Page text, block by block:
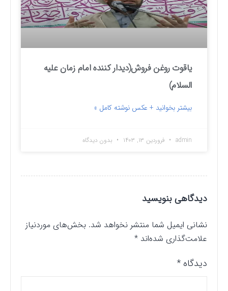
یاقوت روغن فروش(دیدار کننده امام زمان علیه
السلام)
بیشتر بخوانید + عکس نوشته کامل »
admin فروردین ۱۳, ۱۴۰۳ بدون دیدگاه
دیدگاهی بنویسید
نشانی ایمیل شما منتشر نخواهد شد. بخش‌های موردنیاز
علامت‌گذاری شده‌اند*
دیدگاه*